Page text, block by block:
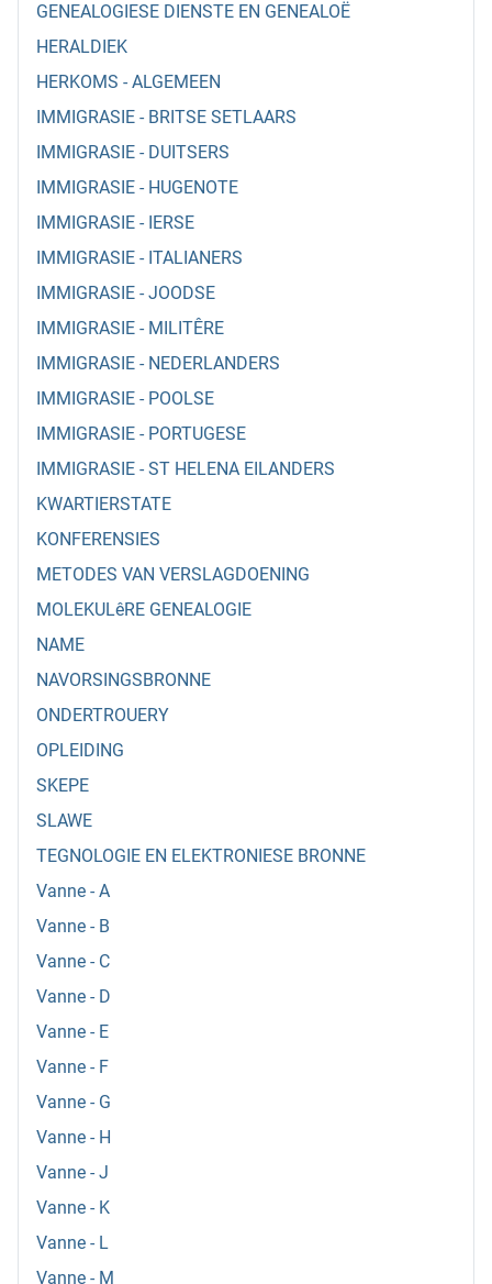
GENEALOGIESE DIENSTE EN GENEALOË
HERALDIEK
HERKOMS - ALGEMEEN
IMMIGRASIE - BRITSE SETLAARS
IMMIGRASIE - DUITSERS
IMMIGRASIE - HUGENOTE
IMMIGRASIE - IERSE
IMMIGRASIE - ITALIANERS
IMMIGRASIE - JOODSE
IMMIGRASIE - MILITÊRE
IMMIGRASIE - NEDERLANDERS
IMMIGRASIE - POOLSE
IMMIGRASIE - PORTUGESE
IMMIGRASIE - ST HELENA EILANDERS
KWARTIERSTATE
KONFERENSIES
METODES VAN VERSLAGDOENING
MOLEKULêRE GENEALOGIE
NAME
NAVORSINGSBRONNE
ONDERTROUERY
OPLEIDING
SKEPE
SLAWE
TEGNOLOGIE EN ELEKTRONIESE BRONNE
Vanne - A
Vanne - B
Vanne - C
Vanne - D
Vanne - E
Vanne - F
Vanne - G
Vanne - H
Vanne - J
Vanne - K
Vanne - L
Vanne - M